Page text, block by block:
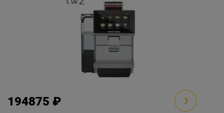
194875 ₽